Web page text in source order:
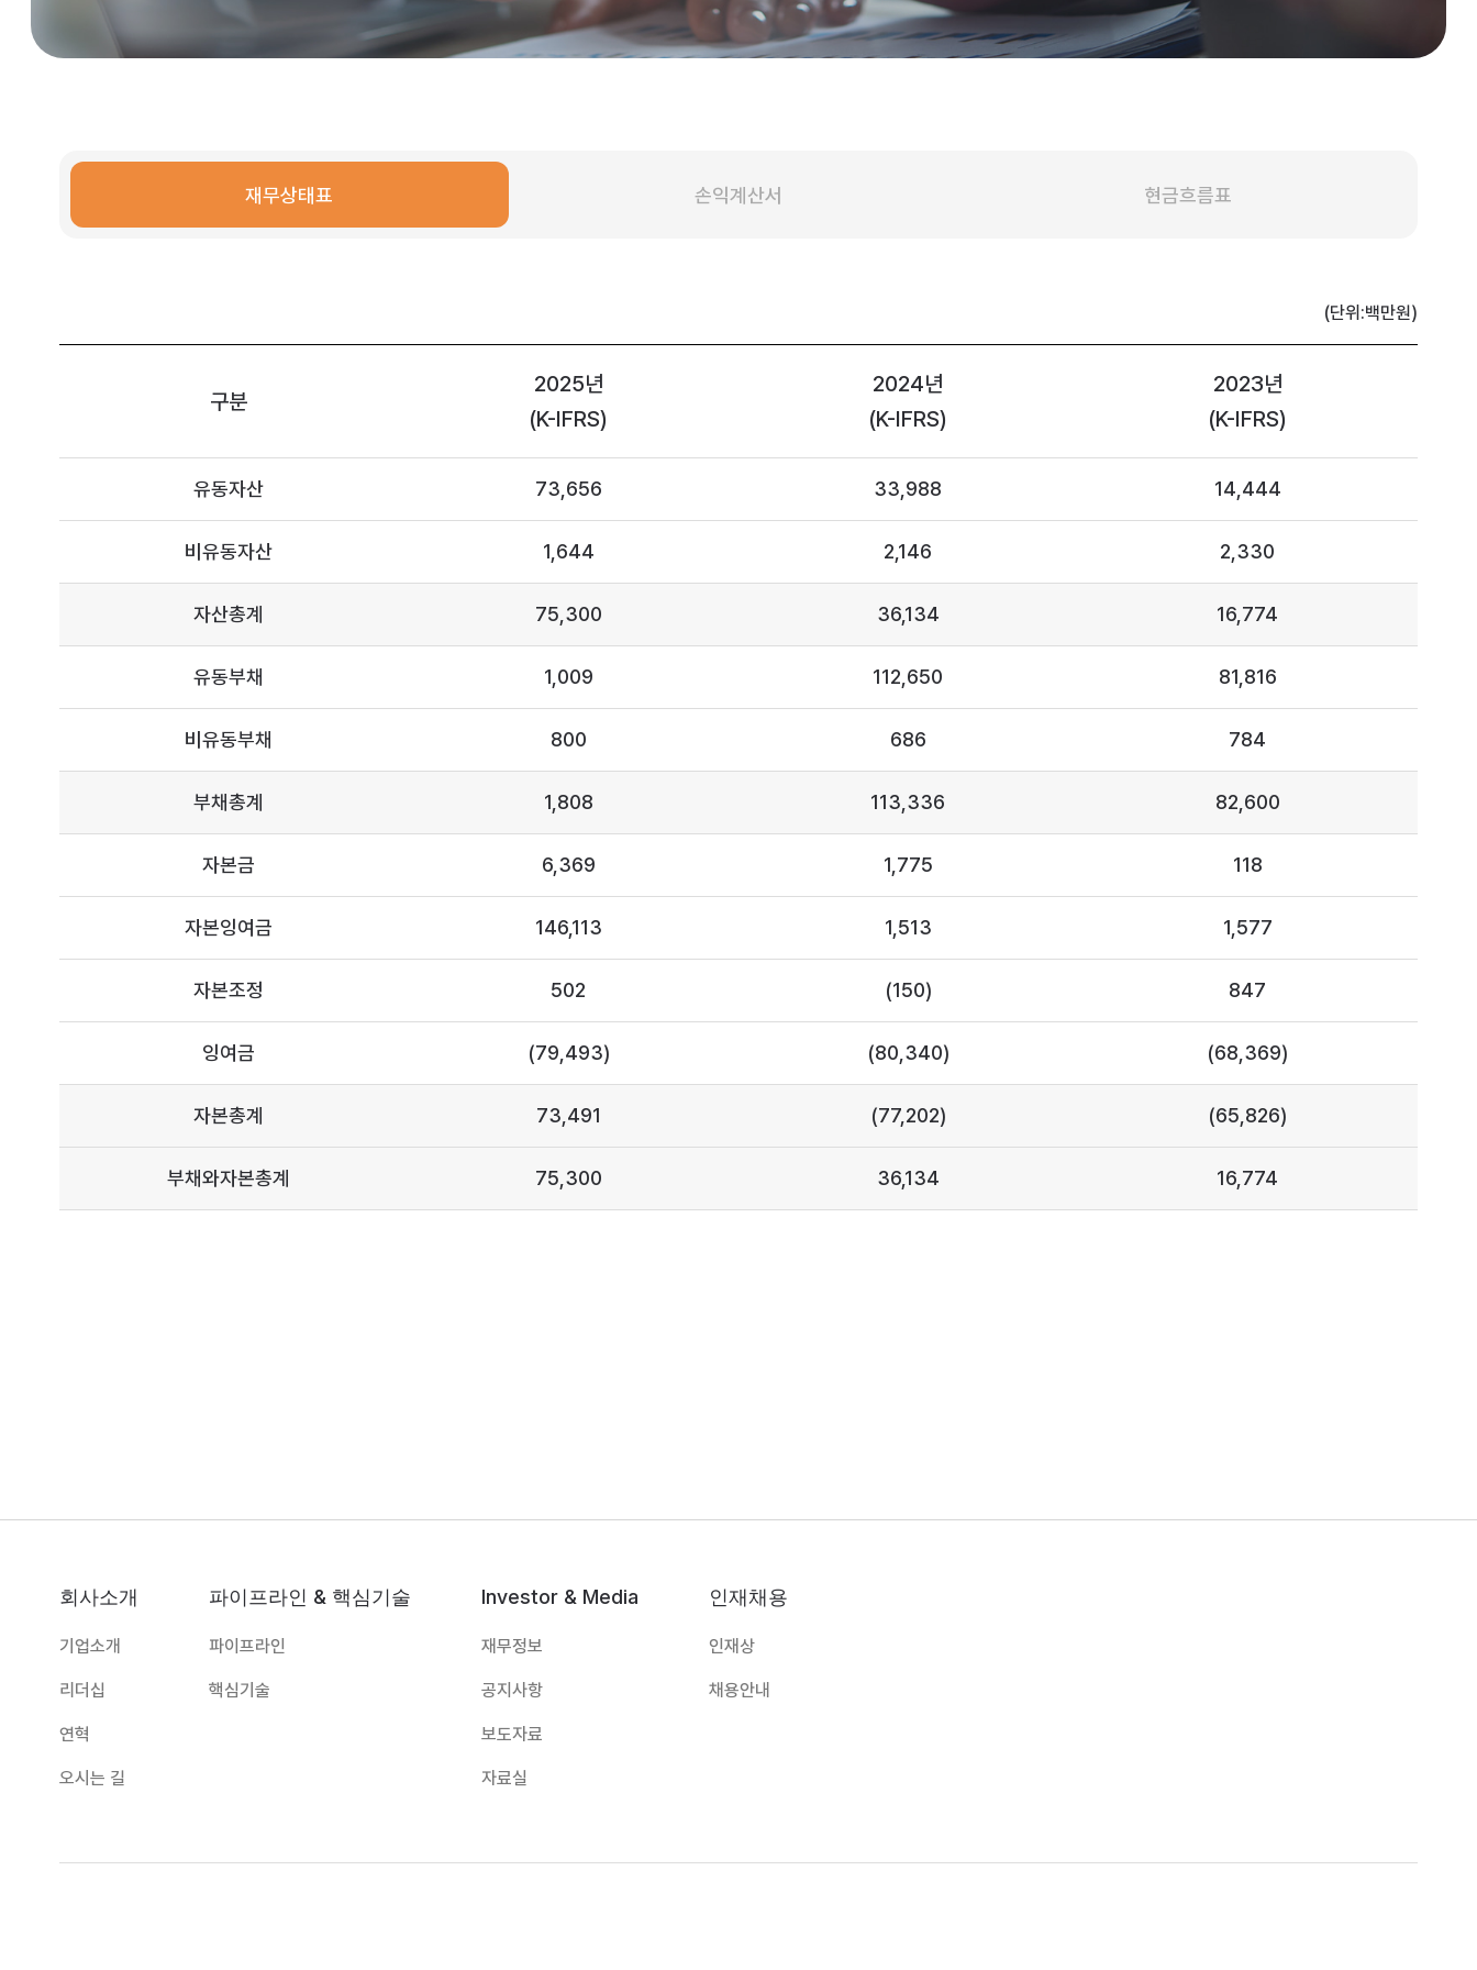
재무상태표 손익계산서 현금흐름표
(단위:백만원)
구분
2025년
(K-IFRS)
2024년
(K-IFRS)
2023년
(K-IFRS)
유동자산 73,656 33,988 14,444
비유동자산 1,644 2,146 2,330
자산총계 75,300 36,134 16,774
유동부채 1,009 112,650 81,816
비유동부채 800 686 784
부채총계 1,808 113,336 82,600
자본금 6,369 1,775 118
자본잉여금 146,113 1,513 1,577
자본조정 502 (150) 847
잉여금 (79,493) (80,340) (68,369)
자본총계 73,491 (77,202) (65,826)
부채와자본총계 75,300 36,134 16,774
회사소개
기업소개
리더십
연혁
오시는 길
파이프라인 & 핵심기술
파이프라인
핵심기술
Investor & Media
재무정보
공지사항
보도자료
자료실
인재채용
인재상
채용안내